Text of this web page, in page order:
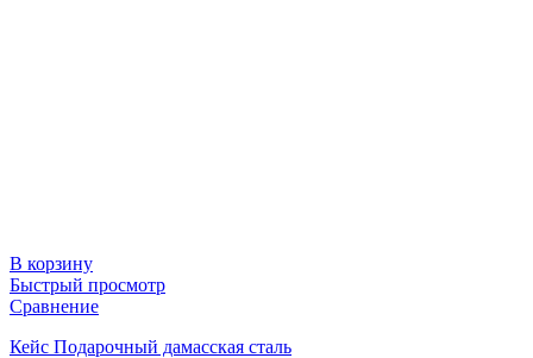
В корзину
Быстрый просмотр
Сравнение
Кейс Подарочный дамасская сталь